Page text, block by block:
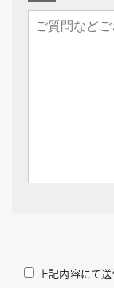
上記内容にて